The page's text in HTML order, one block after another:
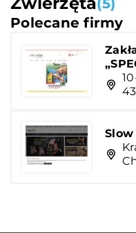
Polecane firmy
Slow